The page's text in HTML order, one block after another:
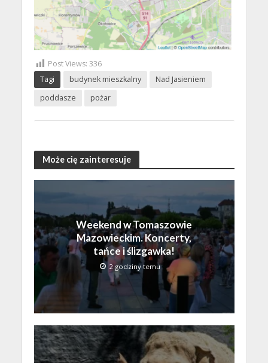
Post Views: 336
Tagi
budynek mieszkalny
Nad Jasieniem
poddasze
pożar
Może cię zainteresuje
Weekend w Tomaszowie
Mazowieckim. Koncerty,
tańce i ślizgawka!
2 godziny temu